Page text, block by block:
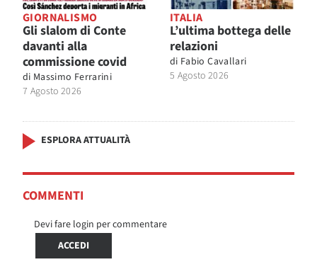
GIORNALISMO
Gli slalom di Conte
davanti alla
commissione covid
di Massimo Ferrarini
7 Agosto 2026
ITALIA
L’ultima bottega delle
relazioni
di Fabio Cavallari
5 Agosto 2026
ESPLORA ATTUALITÀ
COMMENTI
Devi fare login per commentare
ACCEDI